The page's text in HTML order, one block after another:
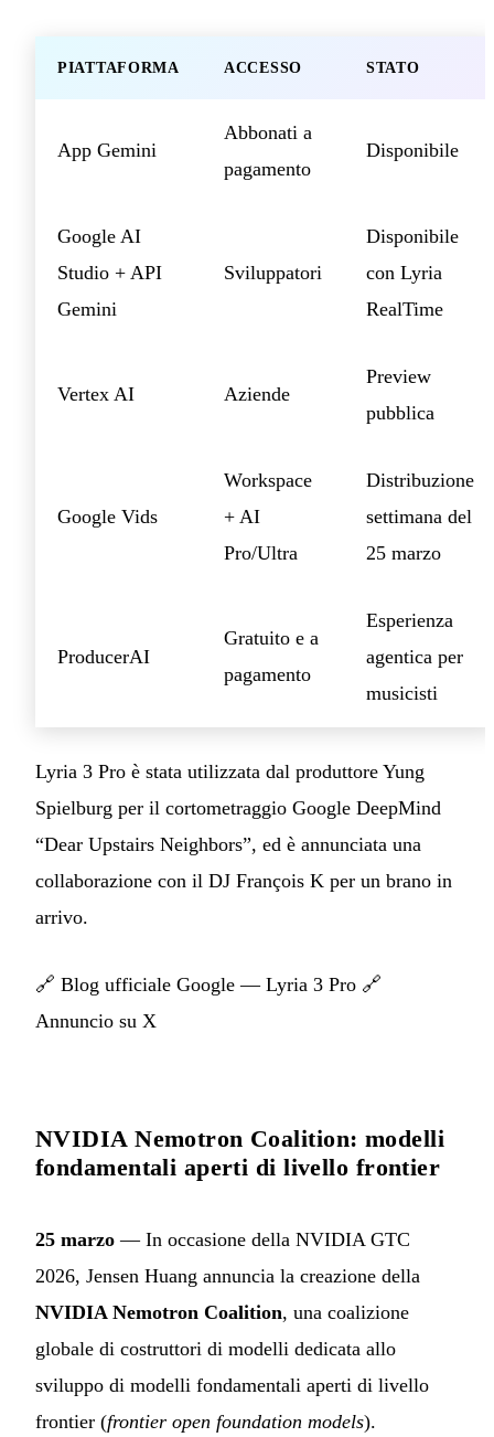
PIATTAFORMA ACCESSO STATO
App Gemini
Abbonati a
pagamento
Disponibile
Google AI
Studio + API
Gemini
Sviluppatori
Disponibile
con Lyria
RealTime
Vertex AI Aziende
Preview
pubblica
Google Vids
Workspace
+ AI
Pro/Ultra
Distribuzione
settimana del
25 marzo
ProducerAI
Gratuito e a
pagamento
Esperienza
agentica per
musicisti
Lyria 3 Pro è stata utilizzata dal produttore Yung
Spielburg per il cortometraggio Google DeepMind
“Dear Upstairs Neighbors”, ed è annunciata una
collaborazione con il DJ François K per un brano in
arrivo.
🔗 Blog ufficiale Google — Lyria 3 Pro 🔗
Annuncio su X
NVIDIA Nemotron Coalition: modelli
fondamentali aperti di livello frontier
25 marzo — In occasione della NVIDIA GTC
2026, Jensen Huang annuncia la creazione della
NVIDIA Nemotron Coalition, una coalizione
globale di costruttori di modelli dedicata allo
sviluppo di modelli fondamentali aperti di livello
frontier (frontier open foundation models).